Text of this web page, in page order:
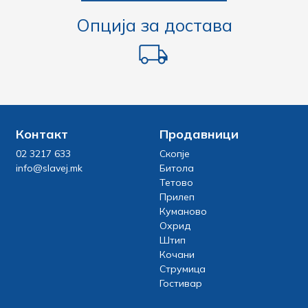
Опција за достава
Контакт
02 3217 633
info@slavej.mk
Продавници
Скопје
Битола
Тетово
Прилеп
Куманово
Охрид
Штип
Кочани
Струмица
Гостивар